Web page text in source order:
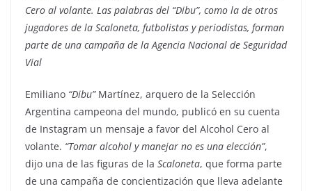
Cero al volante. Las palabras del “Dibu”, como la de otros
jugadores de la Scaloneta, futbolistas y periodistas, forman
parte de una campaña de la Agencia Nacional de Seguridad
Vial
Emiliano “Dibu”Martínez, arquero de la Selección
Argentina campeona del mundo, publicó en su cuenta
de Instagram un mensaje a favor del Alcohol Cero al
volante. “Tomar alcohol y manejar no es una elección”,
dijo una de las figuras de la Scaloneta, que forma parte
de una campaña de concientización que lleva adelante